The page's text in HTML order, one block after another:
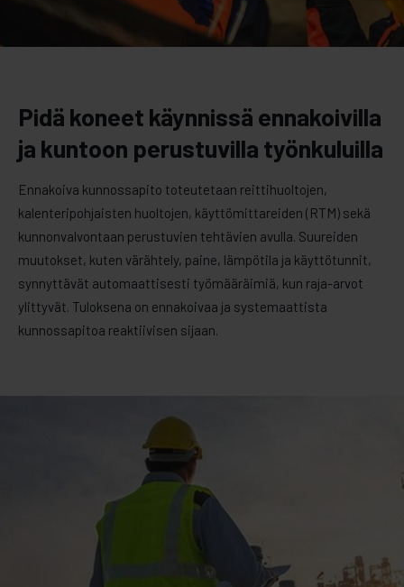
Pidä koneet käynnissä ennakoivilla
ja kuntoon perustuvilla työnkuluilla
Ennakoiva kunnossapito toteutetaan reittihuoltojen,
kalenteripohjaisten huoltojen, käyttömittareiden (RTM) sekä
kunnonvalvontaan perustuvien tehtävien avulla. Suureiden
muutokset, kuten värähtely, paine, lämpötila ja käyttötunnit,
synnyttävät automaattisesti työmääräimiä, kun raja-arvot
ylittyvät. Tuloksena on ennakoivaa ja systemaattista
kunnossapitoa reaktiivisen sijaan.